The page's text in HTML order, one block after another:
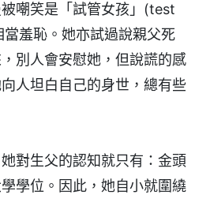
嘲笑是「試管女孩」(test
羞恥。她亦試過說親父死
別人會安慰她，但說謊的感
人坦白自己的身世，總有些
對生父的認知就只有：金頭
學位。因此，她自小就圍繞